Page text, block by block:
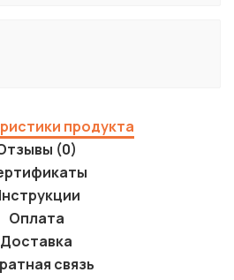
продукта
(0)
Оплата
Доставка
связь